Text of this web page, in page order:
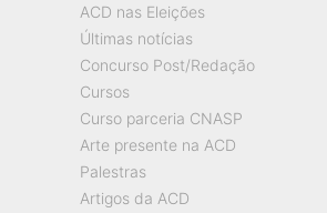
ACD nas Eleições
Últimas notícias
Concurso Post/Redação
Cursos
Curso parceria CNASP
Arte presente na ACD
Palestras
Artigos da ACD